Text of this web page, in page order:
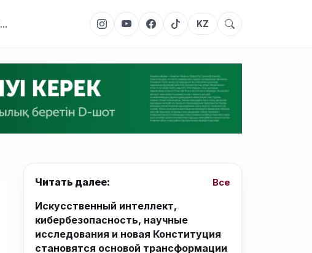
... KZ
Читать далее: Все
Искусственный интеллект,
кибербезопасность, научные
исследования и новая Конституция
становятся основой трансформации